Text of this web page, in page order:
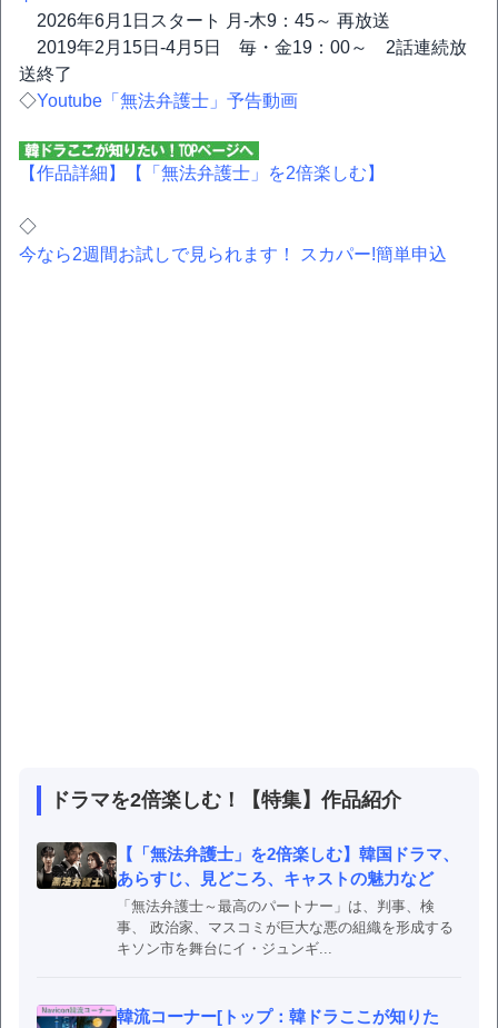
2026年6月1日スタート 月-木9：45～ 再放送
2019年2月15日-4月5日 毎・金19：00～ 2話連続放
送終了
◇Youtube「無法弁護士」予告動画
【作品詳細】 【「無法弁護士」を2倍楽しむ】
◇
今なら2週間お試しで見られます！ スカパー!簡単申込
ドラマを2倍楽しむ！【特集】作品紹介
【「無法弁護士」を2倍楽しむ】韓国ドラマ、
あらすじ、見どころ、キャストの魅力など
「無法弁護士～最高のパートナー」は、判事、検
事、 政治家、マスコミが巨大な悪の組織を形成する
キソン市を舞台にイ・ジュンギ...
韓流コーナー[トップ：韓ドラここが知りた